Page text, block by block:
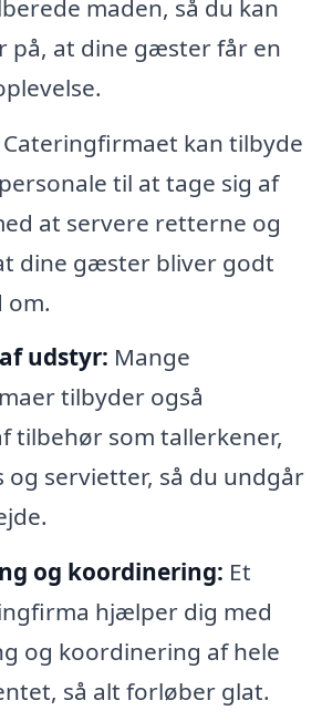
maden, så du kan
på, at dine gæster får en
Cateringfirmaet kan tilbyde
til at tage sig af
at servere retterne og
dine gæster bliver godt
om.
udstyr: Mange
tilbyder også
tilbehør som tallerkener,
og servietter, så du undgår
og koordinering: Et
hjælper dig med
og koordinering af hele
så alt forløber glat.